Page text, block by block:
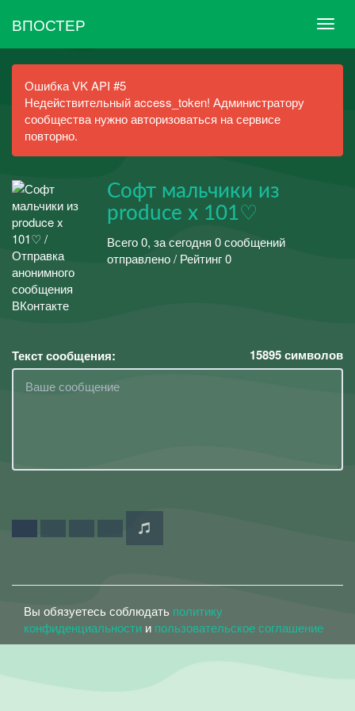
ВПОСТЕР
Ошибка VK API #5
Недействительный access_token! Администратору
сообщества нужно авторизоваться на сервисе
повторно.
Софт мальчики из
produce x 101♡
Всего 0, за сегодня 0 сообщений
отправлено / Рейтинг 0
Текст сообщения: 15895символов
Вы обязуетесь соблюдать политику
конфиденциальности и пользовательское соглашение